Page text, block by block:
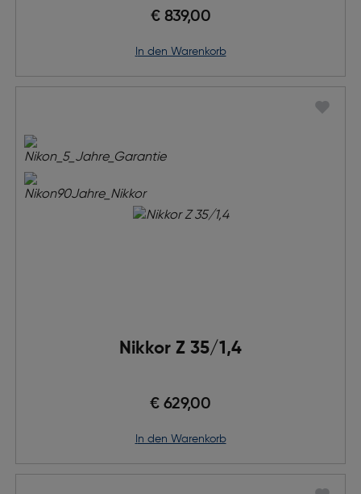
€ 839,00
in den Warenkorb
Nikkor Z 35/1,4
€ 629,00
in den Warenkorb